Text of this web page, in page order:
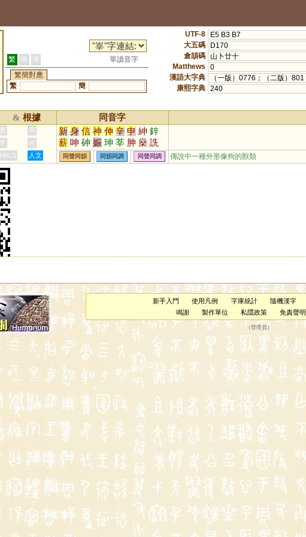
繁 簡 港
單讀音字
繁簡對應
繁
簡
UTF-8
E5 B3 B7
大五碼
D170
倉頡碼
山卜廿十
Matthews
0
漢語大字典
（一版）0776；（二版）801
康熙字典 240
& 根據 同音字
黃 周 新 身 信 神 伸 辛 申 紳 鋅
薪 呻 砷 娠 珅 莘 胂 燊 詵
籸 鯓 眒 阠 柛 嫀 妽 槂 駪
兟 甡 屾 侁 氠
李
何
HKLS
人文 同聲同韻 同韻同調 同聲同調 傳說中一種外形像狗的獸類
新手入門 使用凡例 字庫統計 隨機漢字
鳴謝
製作單位 私隱政策 免責聲明
（管理員 ）